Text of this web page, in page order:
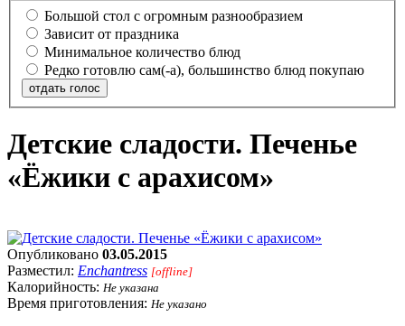
Большой стол с огромным разнообразием
Зависит от праздника
Минимальное количество блюд
Редко готовлю сам(-а), большинство блюд покупаю
отдать голос
Детские сладости. Печенье
«Ёжики с арахисом»
Опубликовано 03.05.2015
Разместил: Enchantress [offline]
Калорийность: Не указана
Время приготовления: Не указано